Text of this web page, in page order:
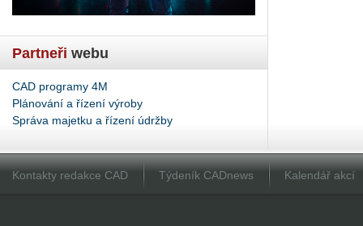
Partneři webu
CAD programy 4M
Plánování a řízení výroby
Správa majetku a řízení údržby
Kontakty redakce CAD Týdeník CADnews Kalendář akcí